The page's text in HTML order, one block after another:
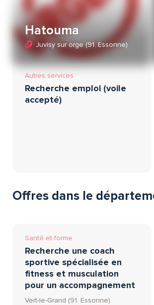
Hatouma
Juvisy sur orge (91. Essonne)
Autres services
Recherche emploi (voile
accepté)
Offres dans le
Santé et forme
Recherche une coach
sportive spécialisée en
fitness et musculation
pour un accompagnement
Vert-le-Grand (91. Essonne)